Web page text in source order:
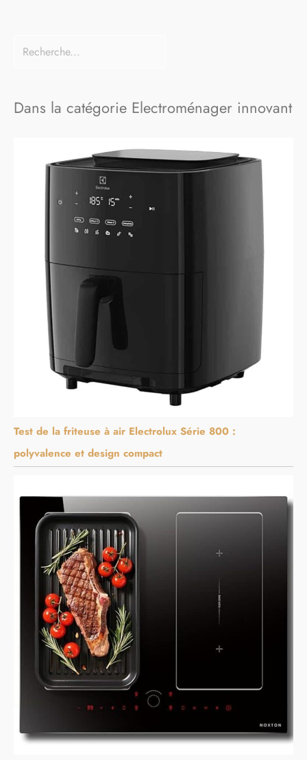
Dans la catégorie Electroménager innovant
Test de la friteuse à air Electrolux Série 800 :
polyvalence et design compact